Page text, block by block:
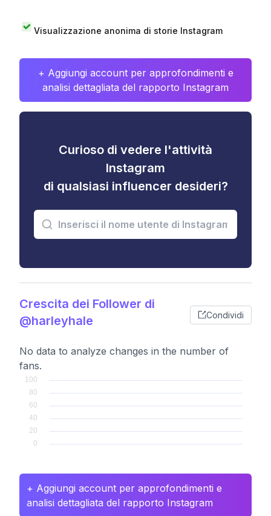
Visualizzazione anonima di storie Instagram
+ Aggiungi account per approfondimenti e
analisi dettagliata del rapporto Instagram
Curioso di vedere l'attività
Instagram
di qualsiasi influencer desideri?
Crescita dei Follower di
@harleyhale
Condividi
No data to analyze changes in the number of
fans.
+ Aggiungi account per approfondimenti e
analisi dettagliata del rapporto Instagram